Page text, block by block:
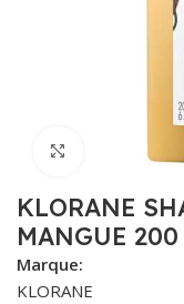
KLORANE
MANGUE 200
Marque:
KLORANE